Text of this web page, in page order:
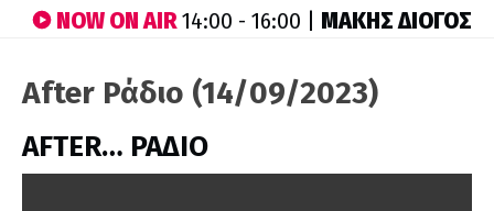
NOW ON AIR14:00 - 16:00 | ΜΑΚΗΣ ΔΙΟΓΟΣ
After Ράδιο (14/09/2023)
AFTER… ΡΑΔΙΟ